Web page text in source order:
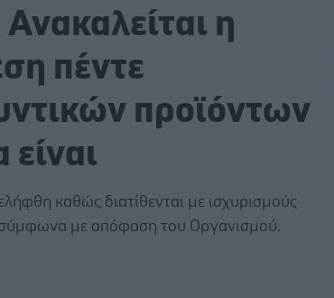
η
πέντε
προϊόντων
είναι
καθώς διατίθενται με ισχυρισμούς
με απόφαση του Οργανισμού.